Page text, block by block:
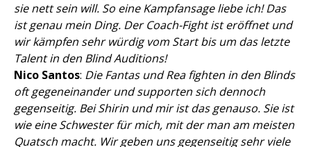
sie nett sein will. So eine Kampfansage liebe ich! Das
ist genau mein Ding. Der Coach-Fight ist eröffnet und
wir kämpfen sehr würdig vom Start bis um das letzte
Talent in den Blind Auditions!
Nico Santos: Die Fantas und Rea fighten in den Blinds
oft gegeneinander und supporten sich dennoch
gegenseitig. Bei Shirin und mir ist das genauso. Sie ist
wie eine Schwester für mich, mit der man am meisten
Quatsch macht. Wir geben uns gegenseitig sehr viele